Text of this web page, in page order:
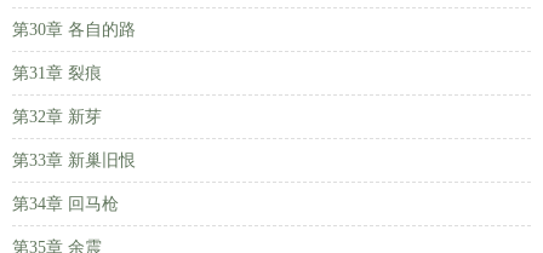
第30章 各自的路
第31章 裂痕
第32章 新芽
第33章 新巢旧恨
第34章 回马枪
第35章 余震